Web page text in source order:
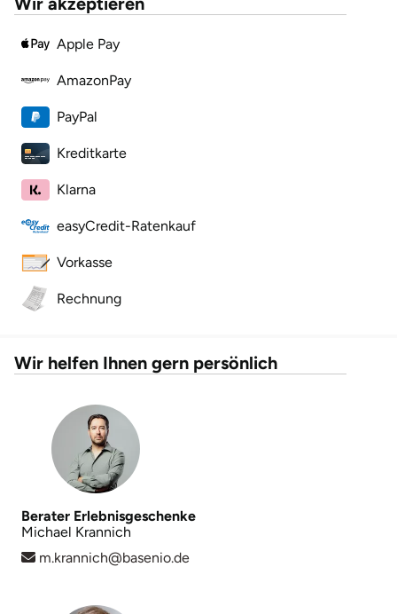
Apple Pay
AmazonPay
PayPal
Kreditkarte
Klarna
easyCredit-Ratenkauf
Vorkasse
Rechnung
Wir helfen Ihnen gern persönlich
Berater Erlebnisgeschenke
Michael Krannich
m.krannich@basenio.de
Herzogenaurach
Homburg
Horb am Neckar
Ibbenbüren
Ingolstadt
Jena
Kamp-Lintfort
Karlsruhe
Kassel
Kempten
Kerken